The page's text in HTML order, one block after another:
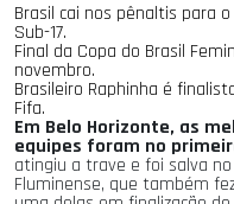
Brasil cai nos pênaltis para
Sub-17.
Final da Copa do Brasil
novembro.
Brasileiro Raphinha é
Fifa.
Em Belo Horizonte, as
equipes foram no
atingiu a trave e foi salva
Fluminense, que também